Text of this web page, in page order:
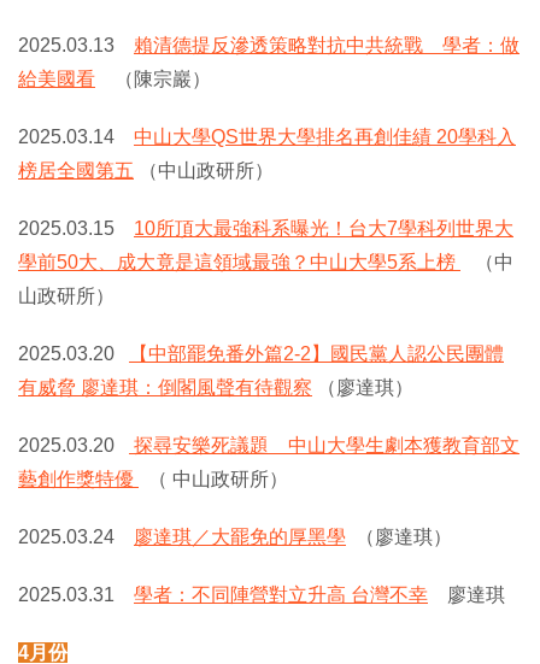
2025.03.13 賴清德提反滲透策略對抗中共統戰 學者：做
給美國看 （陳宗巖）
2025.03.14 中山大學QS世界大學排名再創佳績 20學科入
榜居全國第五 （中山政研所）
2025.03.15 10所頂大最強科系曝光！台大7學科列世界大
學前50大、成大竟是這領域最強？中山大學5系上榜
（中
山政研所）
2025.03.20
【中部罷免番外篇2-2】國民黨人認公民團體
有威脅 廖達琪：倒閣風聲有待觀察 （廖達琪）
2025.03.20
探尋安樂死議題 中山大學生劇本獲教育部文
藝創作獎特優
（ 中山政研所）
2025.03.24 廖達琪／大罷免的厚黑學 （廖達琪）
2025.03.31 學者：不同陣營對立升高 台灣不幸 廖達琪
4月份